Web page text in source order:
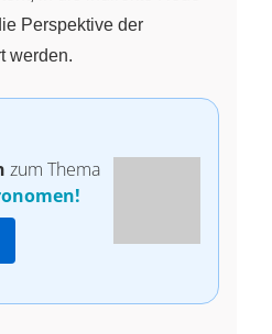
Perspektive der
werden.
zum Thema